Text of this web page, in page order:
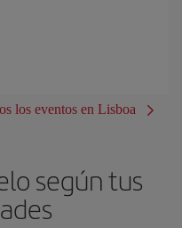
los eventos en Lisboa
según tus